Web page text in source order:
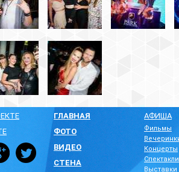
ГЛАВНАЯ
ФОТО
ВИДЕО
СТЕНА
АФИША
Фильмы
Концерты
Спектакли
Выставки